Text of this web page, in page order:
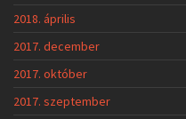
2018. április
2017. december
2017. október
2017. szeptember